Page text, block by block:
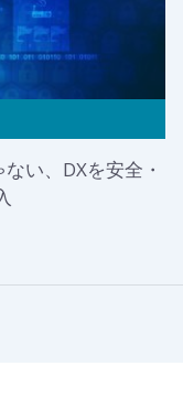
い、DXを安全・